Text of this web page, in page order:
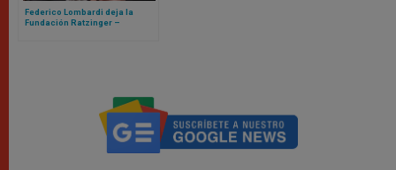
Federico Lombardi deja la
Fundación Ratzinger –